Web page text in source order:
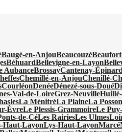
Baugé-en-AnjouBeaucouzé
BéhuardBellevigne-en-Layon
AubanceBrossayCantenay-
Chemillé-en-AnjouChenillé-
CourléonDenéeDénezé-sous-Doué
Val-de-LoireGrez-Neuville
La MénitréLa PlaineLa
ÈvreLe Plessis-GrammoireLe
de-CéLes RairiesLes Ulmes
Haut-LayonLys-Haut-LayonMarcé